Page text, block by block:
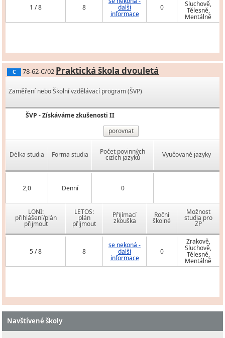
1 / 8 8 další
informace
0 Sluchově,
Tělesně,
Mentálně
C 78-62-C/02 Praktická škola dvouletá
Zaměření nebo Školní vzdělávací program (ŠVP)
ŠVP - Získáváme zkušenosti II
porovnat
Délka studia Forma studia Počet povinných
cizích jazyků Vyučované jazyky
2,0 Denní 0
LONI:
přihlášení/plán
přijmout
LETOS:
plán
přijmout
Přijímací
zkouška
Roční
školné
Možnost
studia pro
ZP
5 / 8 8
se nekoná -
další
informace
0
Zrakově,
Sluchově,
Tělesně,
Mentálně
Navštívené školy